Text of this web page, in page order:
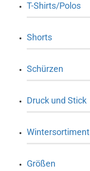
T-Shirts/Polos
Shorts
Schürzen
Druck und Stick
Wintersortiment
Größen